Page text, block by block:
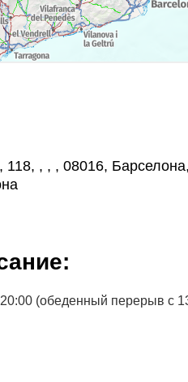
118, , , , 08016,
(обеденный перерыв с